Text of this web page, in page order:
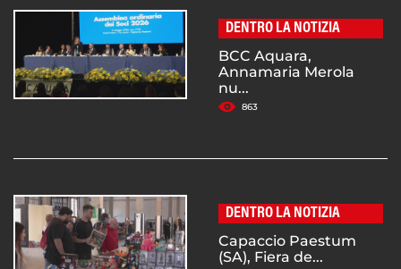
DENTRO LA NOTIZIA
BCC Aquara,
Annamaria Merola
nu...
863
DENTRO LA NOTIZIA
Capaccio Paestum
(SA), Fiera de...